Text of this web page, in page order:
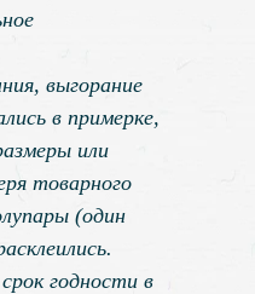
выгорание
в примерке,
или
товарного
(один
годности в